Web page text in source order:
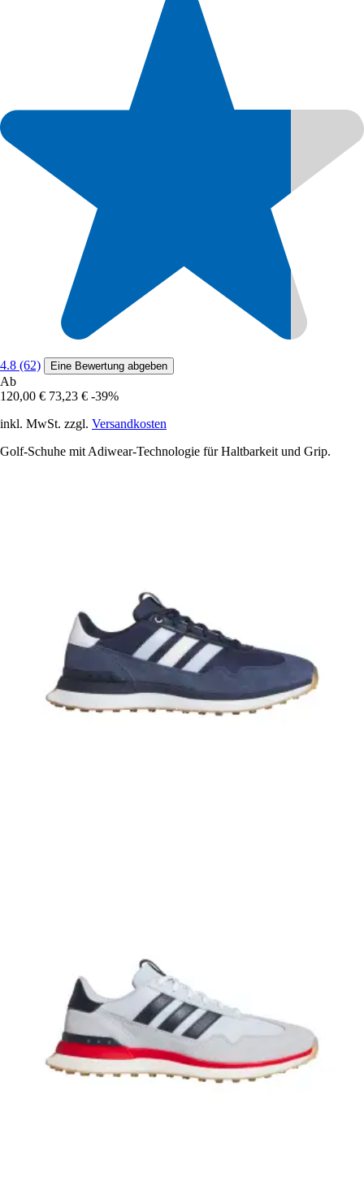
4.8 (62) Eine Bewertung abgeben
Ab
120,00 € 73,23 € -39%
inkl. MwSt. zzgl. Versandkosten
Golf-Schuhe mit Adiwear-Technologie für Haltbarkeit und Grip.